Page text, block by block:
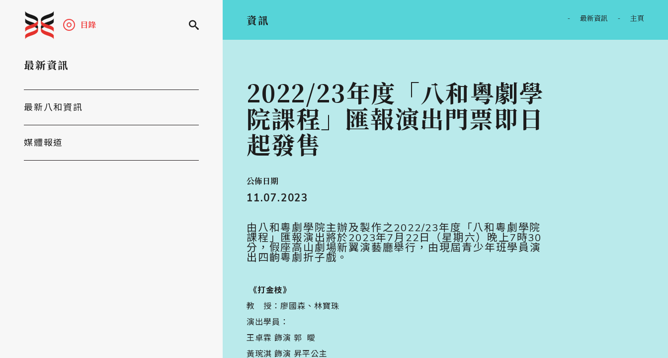
目錄
最新資訊
最新八和資訊
媒體報道
資訊 - 最新資訊 - 主頁
2022/23年度「八和粵劇學
院課程」匯報演出門票即日
起發售
公佈日期
11.07.2023
由八和粵劇學院主辦及製作之2022/23年度「八和粵劇學院
課程」匯報演出將於2023年7月22日（星期六）晚上7時30
分，假座高山劇場新翼演藝廳舉行，由現屆青少年班學員演
出四齣粵劇折子戲。󠀠
《打金枝》
教 授：廖國森、林寶珠
演出學員：
王卓霖 飾演 郭 曖
黃琬淇 飾演 昇平公主